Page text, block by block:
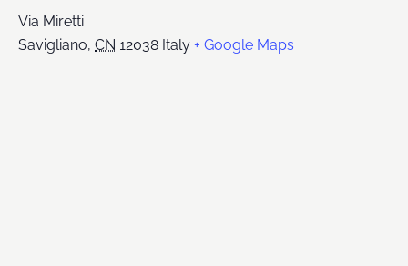
Via Miretti
Savigliano, CN 12038 Italy + Google Maps